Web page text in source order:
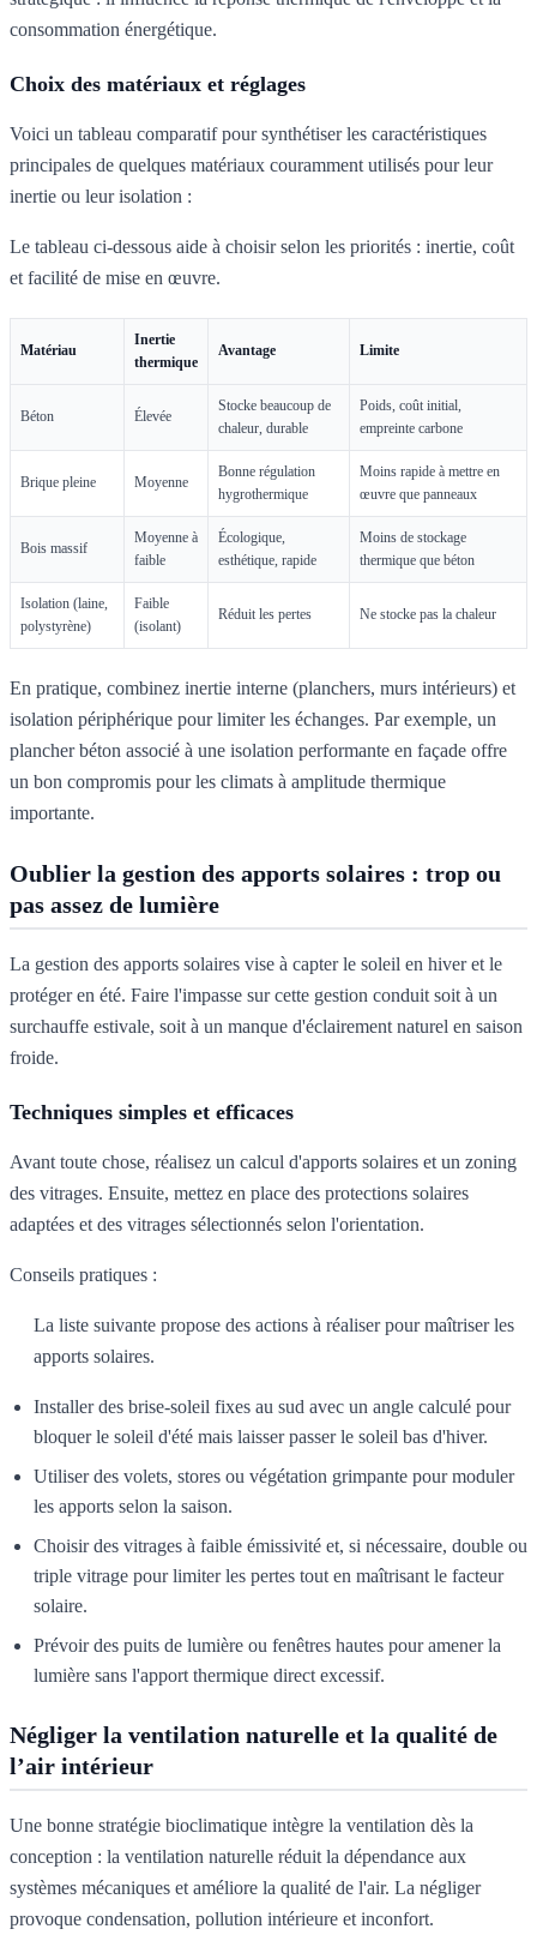
consommation énergétique.
Choix des matériaux et réglages
Voici un tableau comparatif pour synthétiser les caractéristiques
principales de quelques matériaux couramment utilisés pour leur
inertie ou leur isolation :
Le tableau ci-dessous aide à choisir selon les priorités : inertie, coût
et facilité de mise en œuvre.
Matériau
Inertie
thermique
Avantage Limite
Béton Élevée
Stocke beaucoup de
chaleur, durable
Poids, coût initial,
empreinte carbone
Brique pleine Moyenne
Bonne régulation
hygrothermique
Moins rapide à mettre en
œuvre que panneaux
Bois massif
Moyenne à
faible
Écologique,
esthétique, rapide
Moins de stockage
thermique que béton
Isolation (laine,
polystyrène)
Faible
(isolant)
Réduit les pertes Ne stocke pas la chaleur
En pratique, combinez inertie interne (planchers, murs intérieurs) et
isolation périphérique pour limiter les échanges. Par exemple, un
plancher béton associé à une isolation performante en façade offre
un bon compromis pour les climats à amplitude thermique
importante.
Oublier la gestion des apports solaires : trop ou
pas assez de lumière
La gestion des apports solaires vise à capter le soleil en hiver et le
protéger en été. Faire l'impasse sur cette gestion conduit soit à un
surchauffe estivale, soit à un manque d'éclairement naturel en saison
froide.
Techniques simples et efficaces
Avant toute chose, réalisez un calcul d'apports solaires et un zoning
des vitrages. Ensuite, mettez en place des protections solaires
adaptées et des vitrages sélectionnés selon l'orientation.
Conseils pratiques :
La liste suivante propose des actions à réaliser pour maîtriser les
apports solaires.
Installer des brise-soleil fixes au sud avec un angle calculé pour
bloquer le soleil d'été mais laisser passer le soleil bas d'hiver.
Utiliser des volets, stores ou végétation grimpante pour moduler
les apports selon la saison.
Choisir des vitrages à faible émissivité et, si nécessaire, double ou
triple vitrage pour limiter les pertes tout en maîtrisant le facteur
solaire.
Prévoir des puits de lumière ou fenêtres hautes pour amener la
lumière sans l'apport thermique direct excessif.
Négliger la ventilation naturelle et la qualité de
l’air intérieur
Une bonne stratégie bioclimatique intègre la ventilation dès la
conception : la ventilation naturelle réduit la dépendance aux
systèmes mécaniques et améliore la qualité de l'air. La négliger
provoque condensation, pollution intérieure et inconfort.